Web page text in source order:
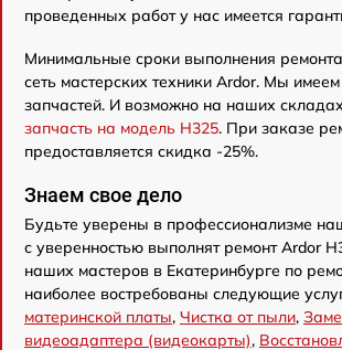
проведенных работ у нас имеется
Минимальные сроки выполнения
сеть мастерских техники Ardor. Мы
запчастей. И возможно на наших
запчасть на модель H325. При заказе
предоставляется скидка -25%.
Знаем свое дело
Будьте уверены в профессионализме
с уверенностью выполнят ремонт Ardor
наших мастеров в Екатеринбурге по
наиболее востребованы следующие
материнской платы, Чистка от пыли,
видеоадаптера (видеокарты),